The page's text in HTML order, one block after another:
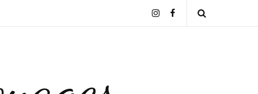
Instagram
Facebook